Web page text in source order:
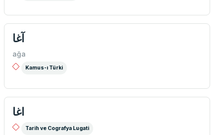
آغا
ağa
Kamus-ı Türki
اغا
Tarih ve Cografya Lugati